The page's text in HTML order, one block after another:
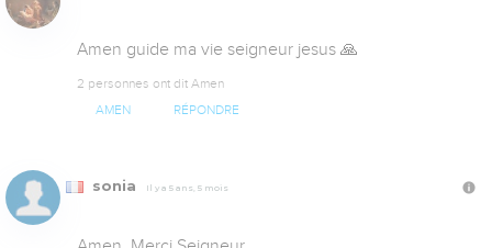
Amen guide ma vie seigneur jesus 🙏
2 personnes ont dit Amen
AMEN RÉPONDRE
sonia Il y a 5 ans, 5 mois